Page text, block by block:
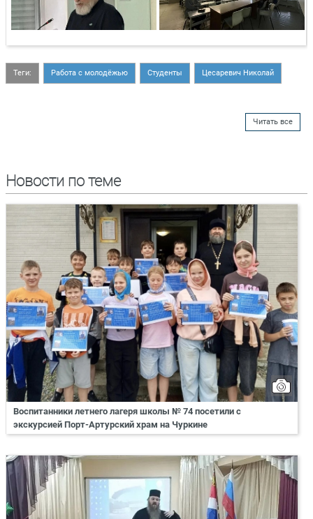
Теги: Работа с молодёжью Студенты Цесаревич Николай
Читать все
Новости по теме
Воспитанники летнего лагеря школы № 74 посетили с
экскурсией Порт-Артурский храм на Чуркине